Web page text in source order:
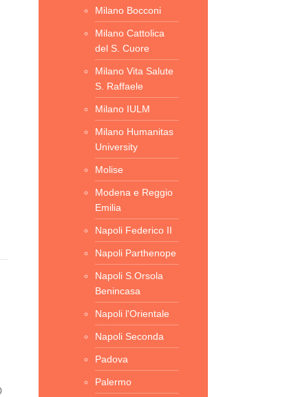
Milano Bocconi
Milano Cattolica
del S. Cuore
Milano Vita Salute
S. Raffaele
Milano IULM
Milano Humanitas
University
Molise
Modena e Reggio
Emilia
Napoli Federico II
Napoli Parthenope
Napoli S.Orsola
Benincasa
Napoli l'Orientale
Napoli Seconda
Padova
Palermo